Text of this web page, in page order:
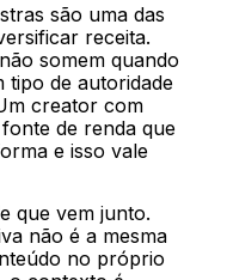
são uma das
receita.
somem quando
tipo de autoridade
creator com
de renda que
e isso vale
que vem junto.
não é a mesma
no próprio